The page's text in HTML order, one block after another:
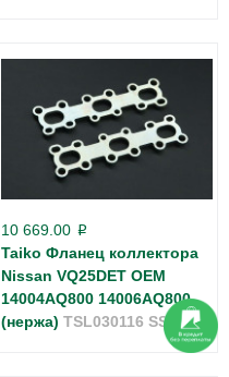
10 669.00 p
Taiko Фланец коллектора
Nissan VQ25DET OEM
14004AQ800 14006AQ800
(нержа) TSL030116 SS